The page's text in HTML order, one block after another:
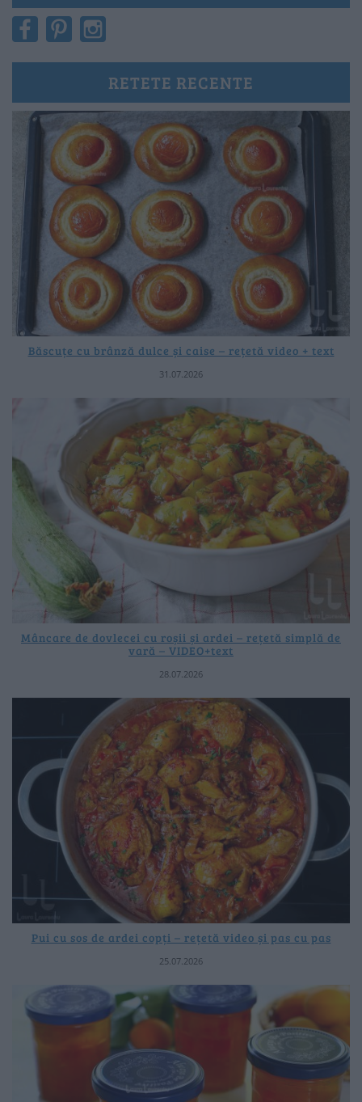
RETETE RECENTE
Băscuțe cu brânză dulce și caise – rețetă video + text
31.07.2026
Mâncare de dovlecei cu roșii și ardei – rețetă simplă de
vară – VIDEO+text
28.07.2026
Pui cu sos de ardei copți – rețetă video și pas cu pas
25.07.2026